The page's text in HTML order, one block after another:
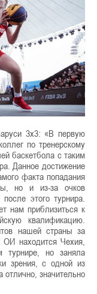
3х3: «В первую
по тренерскому
баскетбола с таким
Данное достижение
факта попадания
но и из-за очков
этого турнира.
нам приблизиться к
квалификацию.
нашей страны за
ОИ находится Чехия,
но заняла
зрения, с одной из
значительно